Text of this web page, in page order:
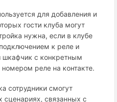
для добавления и
гости клуба могут
нужна, если в клубе
к реле и
шкафчик с конкретным
реле на контакте.
сотрудники смогут
сценариях, связанных с